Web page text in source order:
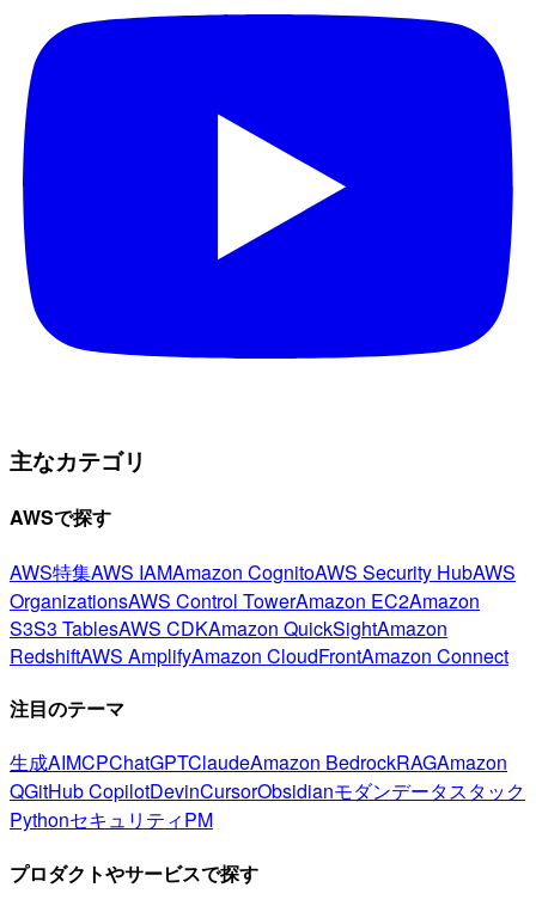
主なカテゴリ
AWSで探す
AWS特集AWS IAMAmazon CognitoAWS Security HubAWS
OrganizationsAWS Control TowerAmazon EC2Amazon
S3S3 TablesAWS CDKAmazon QuickSightAmazon
RedshiftAWS AmplifyAmazon CloudFrontAmazon Connect
注目のテーマ
生成AIMCPChatGPTClaudeAmazon BedrockRAGAmazon
QGitHub CopilotDevinCursorObsidianモダンデータスタック
PythonセキュリティPM
プロダクトやサービスで探す